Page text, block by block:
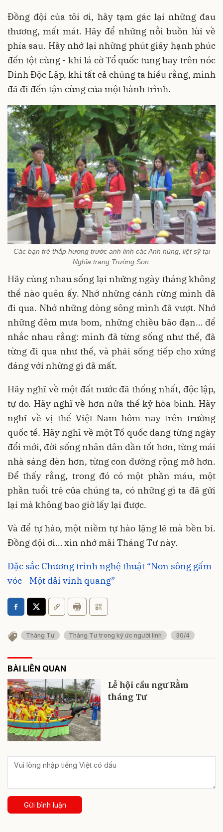
Đồng đội của tôi ơi, hãy tạm gác lại những đau
thương, mất mát. Hãy để những nỗi buồn lùi về
phía sau. Hãy nhớ lại những phút giây hạnh phúc
đến tột cùng - khi lá cờ Tổ quốc tung bay trên nóc
Dinh Độc Lập, khi tất cả chúng ta hiểu rằng, mình
đã đi đến tận cùng của một hành trình.
Các bạn trẻ thắp hương trước anh linh các Anh hùng, liệt sỹ tại
Nghĩa trang Trường Sơn.
Hãy cùng nhau sống lại những ngày tháng không
thể nào quên ấy. Nhớ những cánh rừng mình đã
đi qua. Nhớ những dòng sông mình đã vượt. Nhớ
những đêm mưa bom, những chiều bão đạn… để
nhắc nhau rằng: mình đã từng sống như thế, đã
từng đi qua như thế, và phải sống tiếp cho xứng
đáng với những gì đã mất.
Hãy nghĩ về một đất nước đã thống nhất, độc lập,
tự do. Hãy nghĩ về hơn nửa thế kỷ hòa bình. Hãy
nghĩ về vị thế Việt Nam hôm nay trên trường
quốc tế. Hãy nghĩ về một Tổ quốc đang từng ngày
đổi mới, đời sống nhân dân dần tốt hơn, từng mái
nhà sáng đèn hơn, từng con đường rộng mở hơn.
Để thấy rằng, trong đó có một phần máu, một
phần tuổi trẻ của chúng ta, có những gì ta đã gửi
lại mà không bao giờ lấy lại được.
Và để tự hào, một niềm tự hào lặng lẽ mà bền bỉ.
Đồng đội ơi… xin nhớ mãi Tháng Tư này.
Đặc sắc Chương trình nghệ thuật “Non sông gấm
vóc - Một dải vinh quang”
Tháng Tư Tháng Tư trong ký ức người lính 30/4
BÀI LIÊN QUAN
Lễ hội cầu ngư Rằm
tháng Tư
Gửi bình luận